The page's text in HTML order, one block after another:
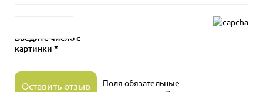
Введите число с
картинки *
Оставить отзыв
Поля обязательные